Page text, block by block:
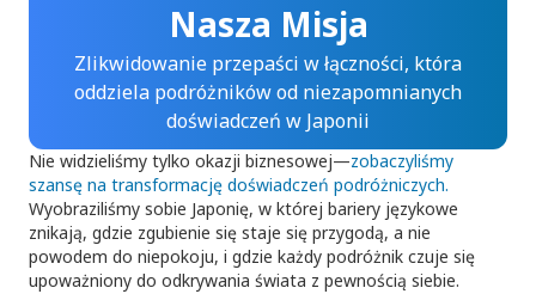
Nasza Misja
Zlikwidowanie przepaści w łączności, która
oddziela podróżników od niezapomnianych
doświadczeń w Japonii
Nie widzieliśmy tylko okazji biznesowej—zobaczyliśmy
szansę na transformację doświadczeń podróżniczych.
Wyobraziliśmy sobie Japonię, w której bariery językowe
znikają, gdzie zgubienie się staje się przygodą, a nie
powodem do niepokoju, i gdzie każdy podróżnik czuje się
upoważniony do odkrywania świata z pewnością siebie.